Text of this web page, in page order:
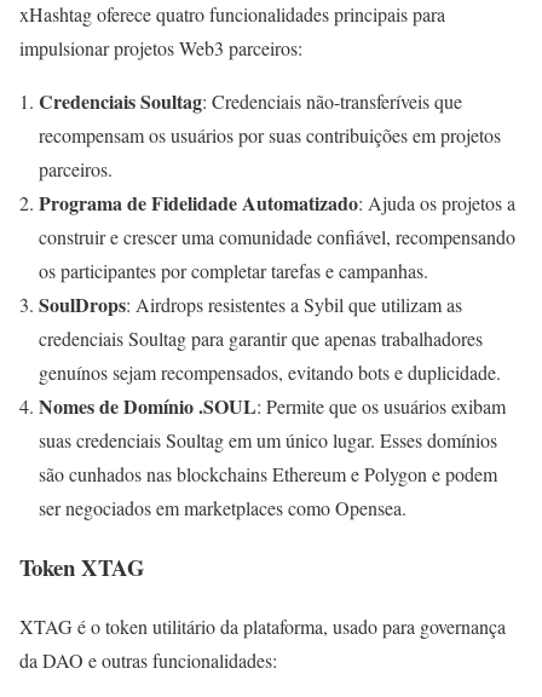
xHashtag oferece quatro funcionalidades principais para
impulsionar projetos Web3 parceiros:
Credenciais Soultag: Credenciais não-transferíveis que
recompensam os usuários por suas contribuições em projetos
parceiros.
Programa de Fidelidade Automatizado: Ajuda os projetos a
construir e crescer uma comunidade confiável, recompensando
os participantes por completar tarefas e campanhas.
SoulDrops: Airdrops resistentes a Sybil que utilizam as
credenciais Soultag para garantir que apenas trabalhadores
genuínos sejam recompensados, evitando bots e duplicidade.
Nomes de Domínio .SOUL: Permite que os usuários exibam
suas credenciais Soultag em um único lugar. Esses domínios
são cunhados nas blockchains Ethereum e Polygon e podem
ser negociados em marketplaces como Opensea.
Token XTAG
XTAG é o token utilitário da plataforma, usado para governança
da DAO e outras funcionalidades: